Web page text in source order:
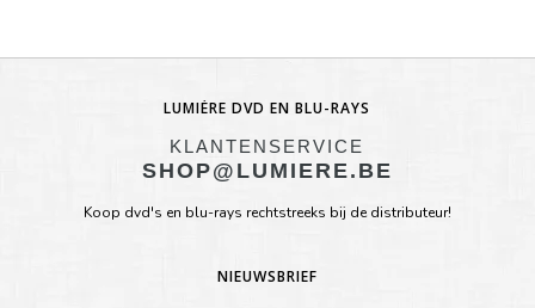
LUMIÈRE DVD EN BLU-RAYS
KLANTENSERVICE
SHOP@LUMIERE.BE
Koop dvd's en blu-rays rechtstreeks bij de distributeur!
NIEUWSBRIEF